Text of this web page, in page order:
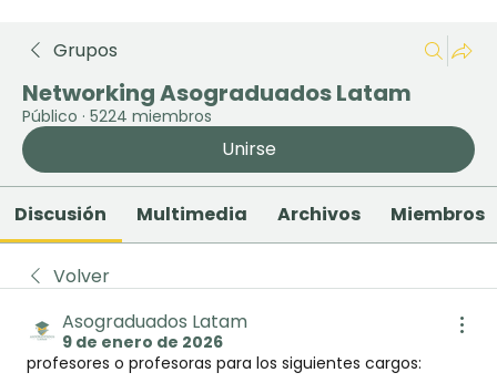
Grupos
Networking Asograduados Latam
Público · 5224 miembros
Unirse
Discusión Multimedia Archivos Miembros
Volver
Asograduados Latam
9 de enero de 2026
profesores o profesoras para los siguientes cargos: